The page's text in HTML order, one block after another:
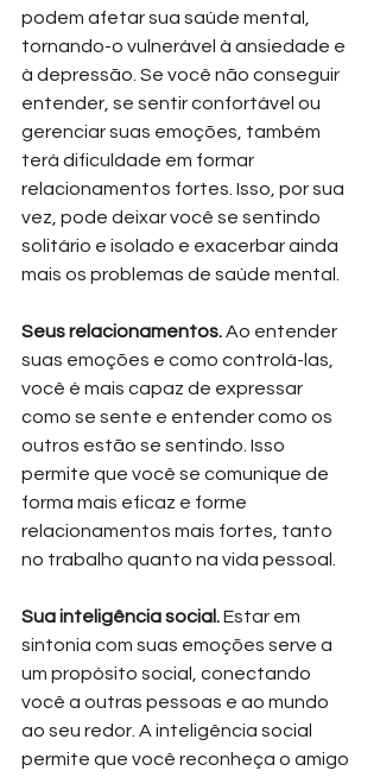
podem afetar sua saúde mental,
tornando-o vulnerável à ansiedade e
à depressão. Se você não conseguir
entender, se sentir confortável ou
gerenciar suas emoções, também
terá dificuldade em formar
relacionamentos fortes. Isso, por sua
vez, pode deixar você se sentindo
solitário e isolado e exacerbar ainda
mais os problemas de saúde mental.
Seus relacionamentos. Ao entender
suas emoções e como controlá-las,
você é mais capaz de expressar
como se sente e entender como os
outros estão se sentindo. Isso
permite que você se comunique de
forma mais eficaz e forme
relacionamentos mais fortes, tanto
no trabalho quanto na vida pessoal.
Sua inteligência social. Estar em
sintonia com suas emoções serve a
um propósito social, conectando
você a outras pessoas e ao mundo
ao seu redor. A inteligência social
permite que você reconheça o amigo